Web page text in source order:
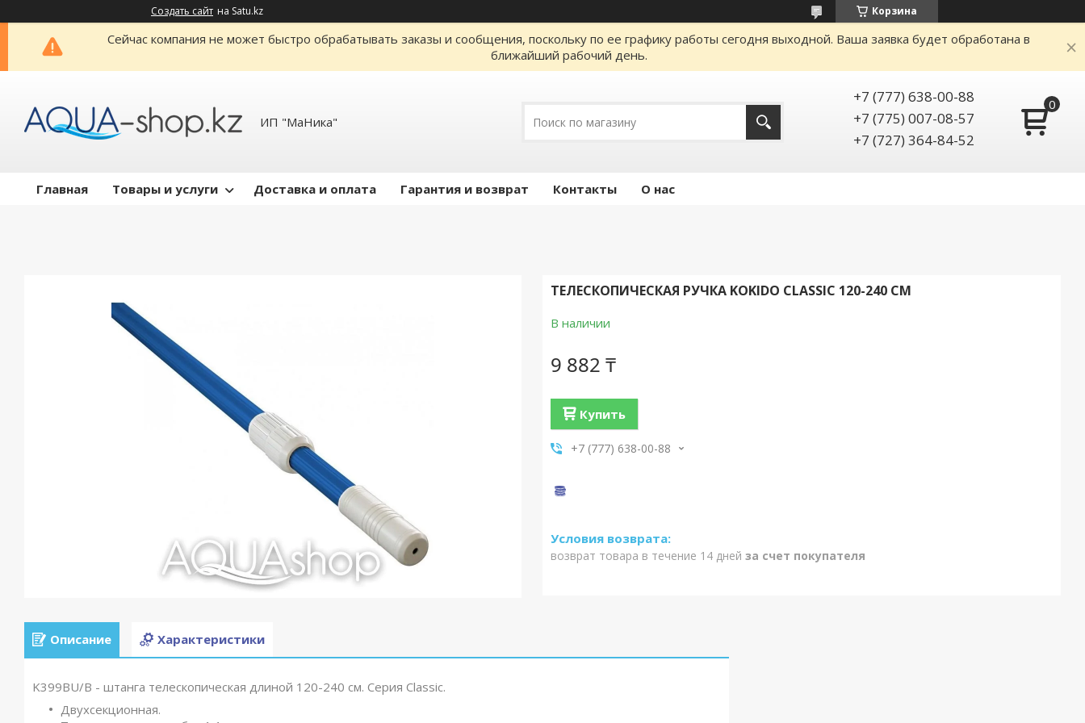
Создать сайт на Satu.kz Корзина
Сейчас компания не может быстро обрабатывать заказы и сообщения, поскольку по ее графику работы сегодня выходной. Ваша заявка будет обработана в
ближайший рабочий день.
ИП "МаНика"
+7 (777) 638-00-88
+7 (775) 007-08-57
+7 (727) 364-84-52
Главная Товары и услуги Доставка и оплата Гарантия и возврат Контакты О нас
ТЕЛЕСКОПИЧЕСКАЯ РУЧКА KOKIDO CLASSIC 120-240 СМ
В наличии
9 882 ₸
Купить
+7 (777) 638-00-88
возврат товара в течение 14 дней за счет покупателя
Описание Характеристики
K399BU/B - штанга телескопическая длиной 120-240 см. Серия Classic.
Двухсекционная.